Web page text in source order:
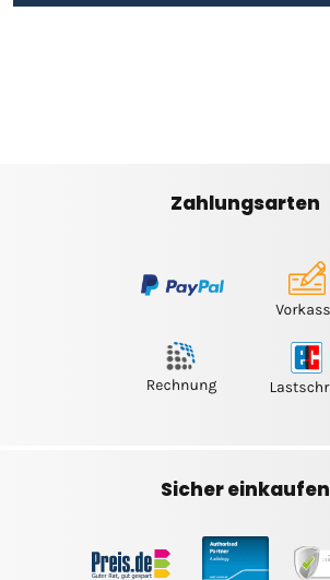
Zahlungsarten
Sicher einkaufen